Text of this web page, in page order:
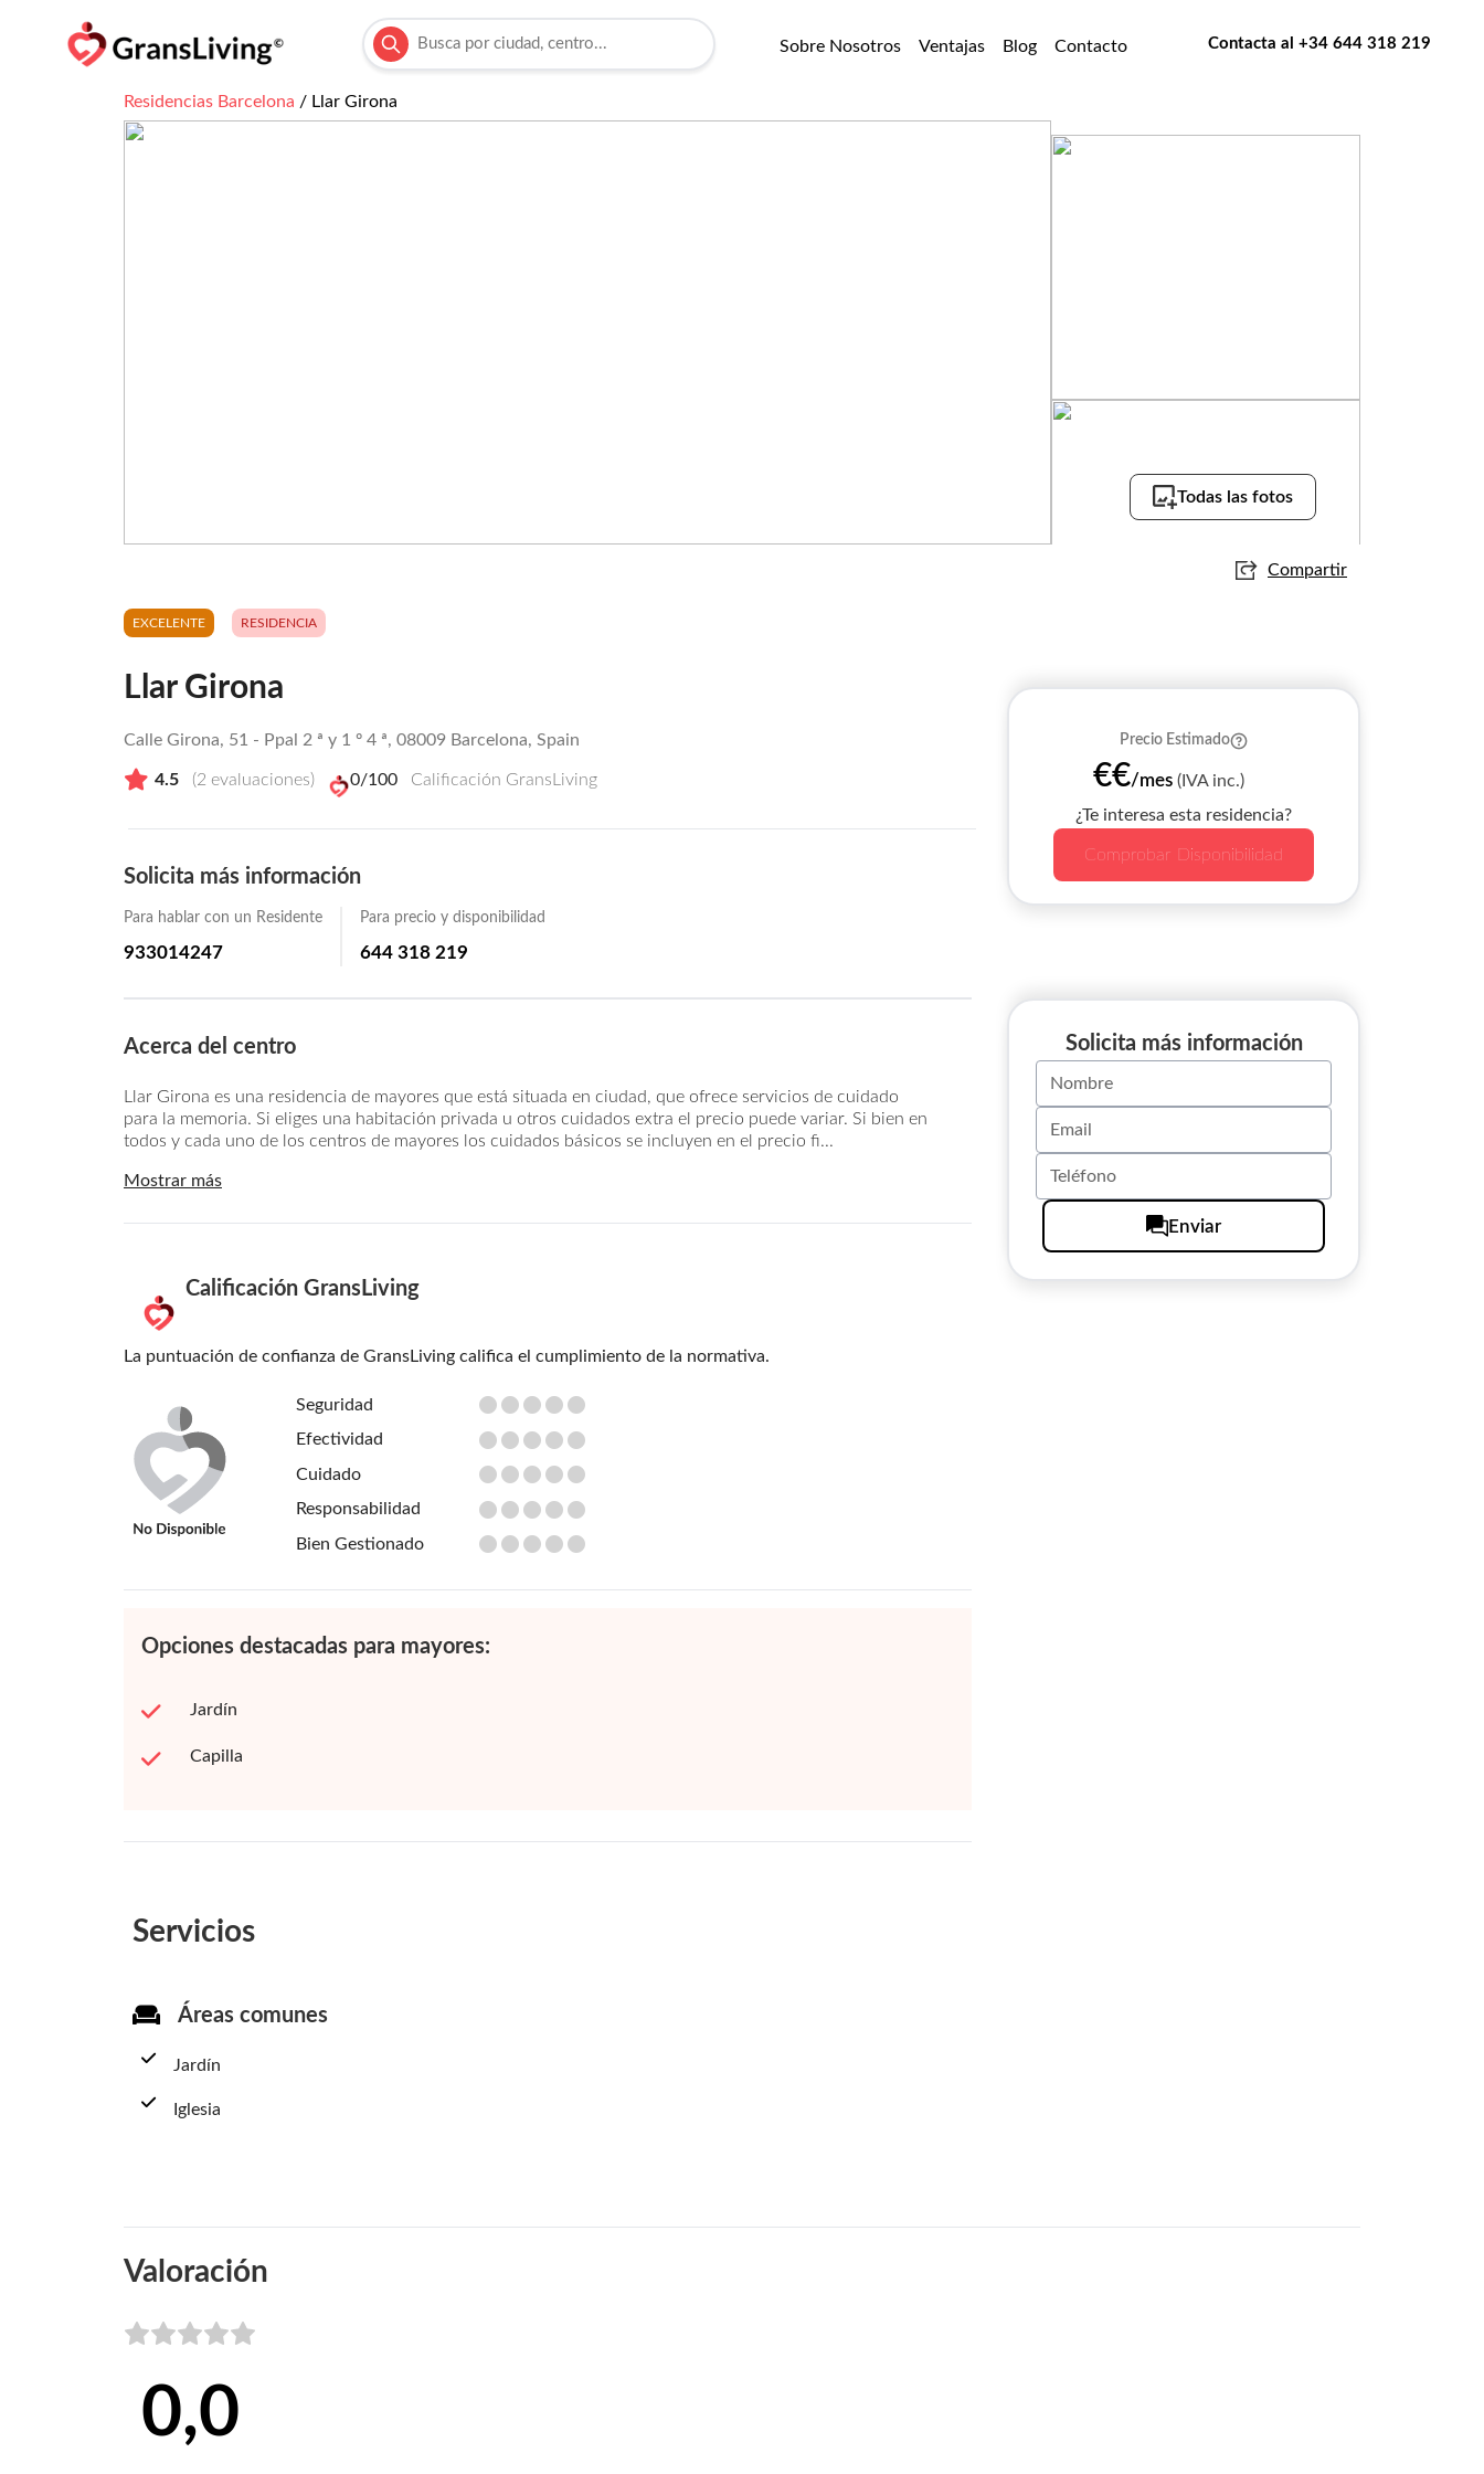
Sobre Nosotros Ventajas Blog Contacto Contacta al +34 644 318 219
Residencias Barcelona / Llar Girona
Compartir
Todas las fotos
EXCELENTE RESIDENCIA
Llar Girona
Calle Girona, 51 - Ppal 2 ª y 1 º 4 ª, 08009 Barcelona, Spain
4.5 (2 evaluaciones) 0/100 Calificación GransLiving
Precio Estimado
€€/mes (IVA inc.)
¿Te interesa esta residencia?
Comprobar Disponibilidad
Solicita más información
Para hablar con un Residente
933014247
Para precio y disponibilidad
644 318 219
Solicita más información
Enviar
Acerca del centro
Llar Girona es una residencia de mayores que está situada en ciudad, que ofrece servicios de cuidado
para la memoria. Si eliges una habitación privada u otros cuidados extra el precio puede variar. Si bien en
todos y cada uno de los centros de mayores los cuidados básicos se incluyen en el precio fi...
Mostrar más
Calificación GransLiving
La puntuación de confianza de GransLiving califica el cumplimiento de la normativa.
Seguridad
Efectividad
Cuidado
Responsabilidad
Bien Gestionado
Opciones destacadas para mayores:
Jardín
Capilla
Servicios
Áreas comunes
Jardín
Iglesia
Valoración
0,0